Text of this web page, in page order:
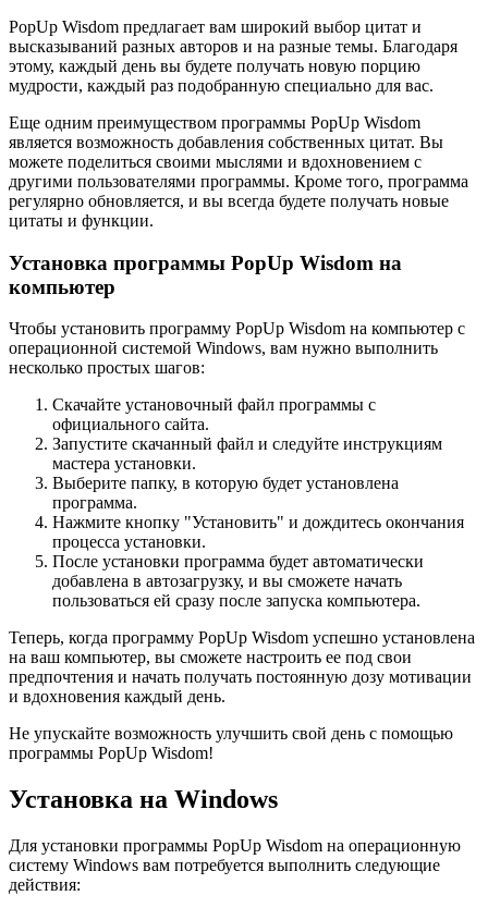
PopUp Wisdom предлагает вам широкий выбор цитат и
высказываний разных авторов и на разные темы. Благодаря
этому, каждый день вы будете получать новую порцию
мудрости, каждый раз подобранную специально для вас.
Еще одним преимуществом программы PopUp Wisdom
является возможность добавления собственных цитат. Вы
можете поделиться своими мыслями и вдохновением с
другими пользователями программы. Кроме того, программа
регулярно обновляется, и вы всегда будете получать новые
цитаты и функции.
Установка программы PopUp Wisdom на
компьютер
Чтобы установить программу PopUp Wisdom на компьютер с
операционной системой Windows, вам нужно выполнить
несколько простых шагов:
Скачайте установочный файл программы с
официального сайта.
Запустите скачанный файл и следуйте инструкциям
мастера установки.
Выберите папку, в которую будет установлена
программа.
Нажмите кнопку "Установить" и дождитесь окончания
процесса установки.
После установки программа будет автоматически
добавлена в автозагрузку, и вы сможете начать
пользоваться ей сразу после запуска компьютера.
Теперь, когда программу PopUp Wisdom успешно установлена
на ваш компьютер, вы сможете настроить ее под свои
предпочтения и начать получать постоянную дозу мотивации
и вдохновения каждый день.
Не упускайте возможность улучшить свой день с помощью
программы PopUp Wisdom!
Установка на Windows
Для установки программы PopUp Wisdom на операционную
систему Windows вам потребуется выполнить следующие
действия: